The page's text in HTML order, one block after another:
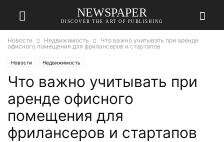
NEWSPAPER
DISCOVER THE ART OF PUBLISHING
Новости Недвижимость
Что важно учитывать при аренде
офисного помещения для фрилансеров и стартапов
Новости Недвижимость
Что важно учитывать при
аренде офисного
помещения для
фрилансеров и стартапов